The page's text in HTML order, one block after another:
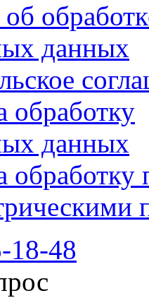
данных
обработку
данных
обработку
18-48